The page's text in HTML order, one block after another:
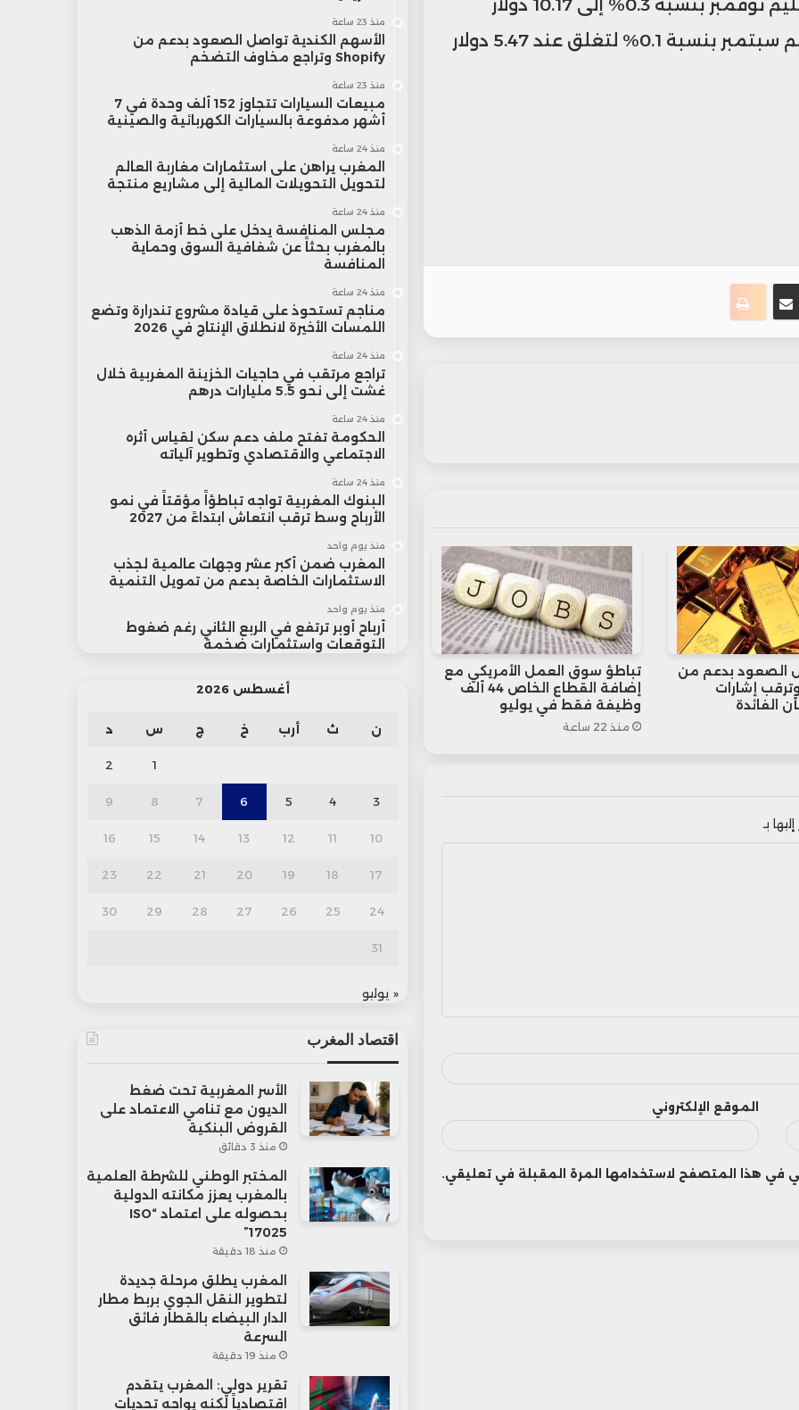
للبوشل، فيما تراجعت عقود الصويا تسليم نوفمبر بنسبة 0.3% إلى 10.17 دولار
للبوشل، كما هبطت عقود القمح تسليم سبتمبر بنسبة 0.1% لتغلق عند 5.47 دولار
مشاركة عبر البريدطباعة
الصعود بدعم من
وترقب إشارات
الفائدة
تباطؤ سوق العمل الأمريكي مع
إضافة القطاع الخاص 44 ألف
وظيفة فقط في يوليو
منذ 22 ساعة
بـ
الموقع الإلكتروني
في هذا المتصفح لاستخدامها المرة المقبلة في تعليقي.
منذ 23 ساعة
الأسهم الكندية تواصل الصعود بدعم من
Shopify وتراجع مخاوف التضخم
منذ 23 ساعة
مبيعات السيارات تتجاوز 152 ألف وحدة في 7
أشهر مدفوعة بالسيارات الكهربائية والصينية
منذ 24 ساعة
المغرب يراهن على استثمارات مغاربة العالم
لتحويل التحويلات المالية إلى مشاريع منتجة
منذ 24 ساعة
مجلس المنافسة يدخل على خط أزمة الذهب
بالمغرب بحثاً عن شفافية السوق وحماية
المنافسة
منذ 24 ساعة
مناجم تستحوذ على قيادة مشروع تندرارة وتضع
اللمسات الأخيرة لانطلاق الإنتاج في 2026
منذ 24 ساعة
تراجع مرتقب في حاجيات الخزينة المغربية خلال
غشت إلى نحو 5.5 مليارات درهم
منذ 24 ساعة
الحكومة تفتح ملف دعم سكن لقياس أثره
الاجتماعي والاقتصادي وتطوير آلياته
منذ 24 ساعة
البنوك المغربية تواجه تباطؤاً مؤقتاً في نمو
الأرباح وسط ترقب انتعاش ابتداءً من 2027
منذ يوم واحد
المغرب ضمن أكبر عشر وجهات عالمية لجذب
الاستثمارات الخاصة بدعم من تمويل التنمية
منذ يوم واحد
أرباح أوبر ترتفع في الربع الثاني رغم ضغوط
التوقعات واستثمارات ضخمة
أغسطس 2026
ن ث أرب خ ج س د
1
2
3
4
5
6
7
8
9
10
11
12
13
14
15
16
17
18
19
20
21
22
23
24
25
26
27
28
29
30
31
« يوليو
اقتصاد المغرب
الأسر المغربية تحت ضغط
الديون مع تنامي الاعتماد على
القروض البنكية
منذ 3 دقائق
المختبر الوطني للشرطة العلمية
بالمغرب يعزز مكانته الدولية
بحصوله على اعتماد “ISO
17025”
منذ 18 دقيقة
المغرب يطلق مرحلة جديدة
لتطوير النقل الجوي بربط مطار
الدار البيضاء بالقطار فائق
السرعة
منذ 19 دقيقة
تقرير دولي: المغرب يتقدم
اقتصادياً لكنه يواجه تحديات